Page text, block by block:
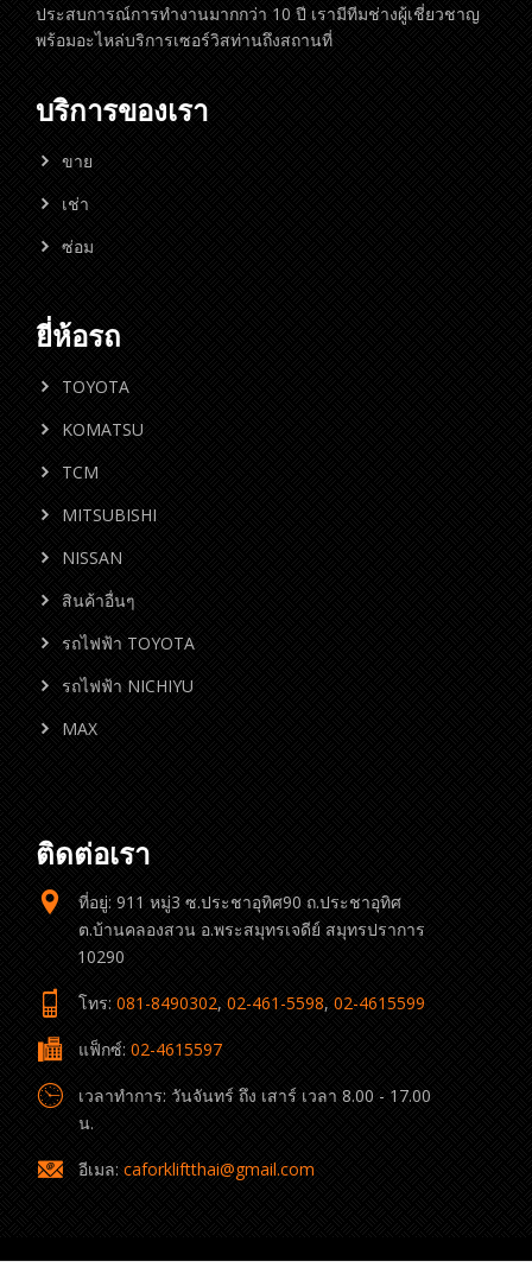
ประสบการณ์การทำงานมากกว่า 10 ปี เรามีทีมช่างผู้เชี่ยวชาญ
พร้อมอะไหล่บริการเซอร์วิสท่านถึงสถานที่
บริการของเรา
ขาย
เช่า
ซ่อม
ยี่ห้อรถ
TOYOTA
KOMATSU
TCM
MITSUBISHI
NISSAN
สินค้าอื่นๆ
รถไฟฟ้า TOYOTA
รถไฟฟ้า NICHIYU
MAX
ติดต่อเรา
ที่อยู่: 911 หมู่3 ซ.ประชาอุทิศ90 ถ.ประชาอุทิศ
ต.บ้านคลองสวน อ.พระสมุทรเจดีย์ สมุทรปราการ
10290
โทร: 081-8490302, 02-461-5598, 02-4615599
แฟ็กซ์: 02-4615597
เวลาทำการ: วันจันทร์ ถึง เสาร์ เวลา 8.00 - 17.00
น.
อีเมล: caforkliftthai@gmail.com